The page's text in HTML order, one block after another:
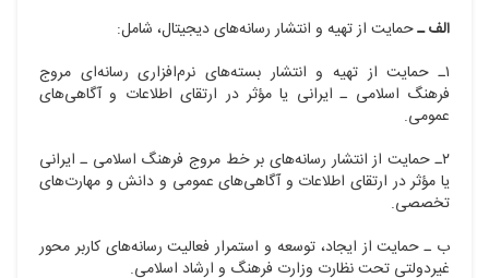
الف ـحمایت از تهیه و انتشار رسانه‌های دیجیتال، شامل:
۱ـ حمایت از تهیه و انتشار بسته‌های نرم‌افزاری رسانه‌ای مروج
فرهنگ اسلامی ـ ایرانی یا مؤثر در ارتقای اطلاعات و آگاهی‌های
عمومی.
۲ـ حمایت از انتشار رسانه‌های بر خط مروج فرهنگ اسلامی ـ ایرانی
یا مؤثر در ارتقای اطلاعات و آگاهی‌های عمومی و دانش و مهارت‌های
تخصصی.
ب ـ حمایت از ایجاد، توسعه و استمرار فعالیت رسانه‌های کاربر محور
غیردولتی تحت نظارت وزارت فرهنگ و ارشاد اسلامی.